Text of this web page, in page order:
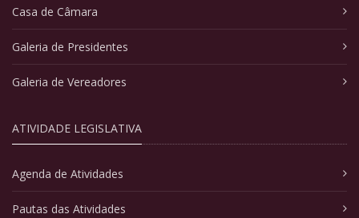
Casa de Câmara
Galeria de Presidentes
Galeria de Vereadores
ATIVIDADE LEGISLATIVA
Agenda de Atividades
Pautas das Atividades